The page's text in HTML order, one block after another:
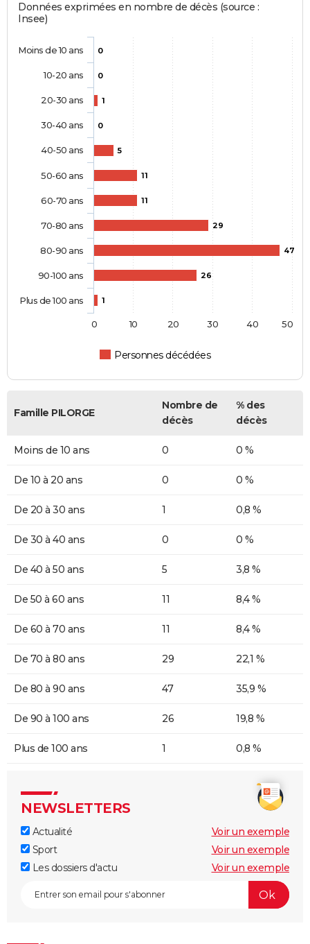
Données exprimées en nombre de décès (source :
Insee)
0
0
1
0
5
11
11
29
47
26
1
Personnes décédées
Moins de 10 ans
10-20 ans
20-30 ans
30-40 ans
40-50 ans
50-60 ans
60-70 ans
70-80 ans
80-90 ans
90-100 ans
Plus de 100 ans
0 10 20 30 40 50
Famille PILORGE
Nombre de
décès
% des
décès
Moins de 10 ans 0 0 %
De 10 à 20 ans 0 0 %
De 20 à 30 ans 1 0,8 %
De 30 à 40 ans 0 0 %
De 40 à 50 ans 5 3,8 %
De 50 à 60 ans 11 8,4 %
De 60 à 70 ans 11 8,4 %
De 70 à 80 ans 29 22,1 %
De 80 à 90 ans 47 35,9 %
De 90 à 100 ans 26 19,8 %
Plus de 100 ans 1 0,8 %
NEWSLETTERS
Actualité
Voir un exemple
Sport
Voir un exemple
Les dossiers d'actu
Voir un exemple